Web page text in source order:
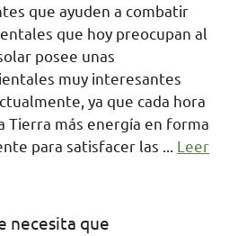
que ayuden a combatir
que hoy preocupan al
posee unas
muy interesantes
ya que cada hora
Tierra más energía en forma
para satisfacer las ... Leer
necesita que